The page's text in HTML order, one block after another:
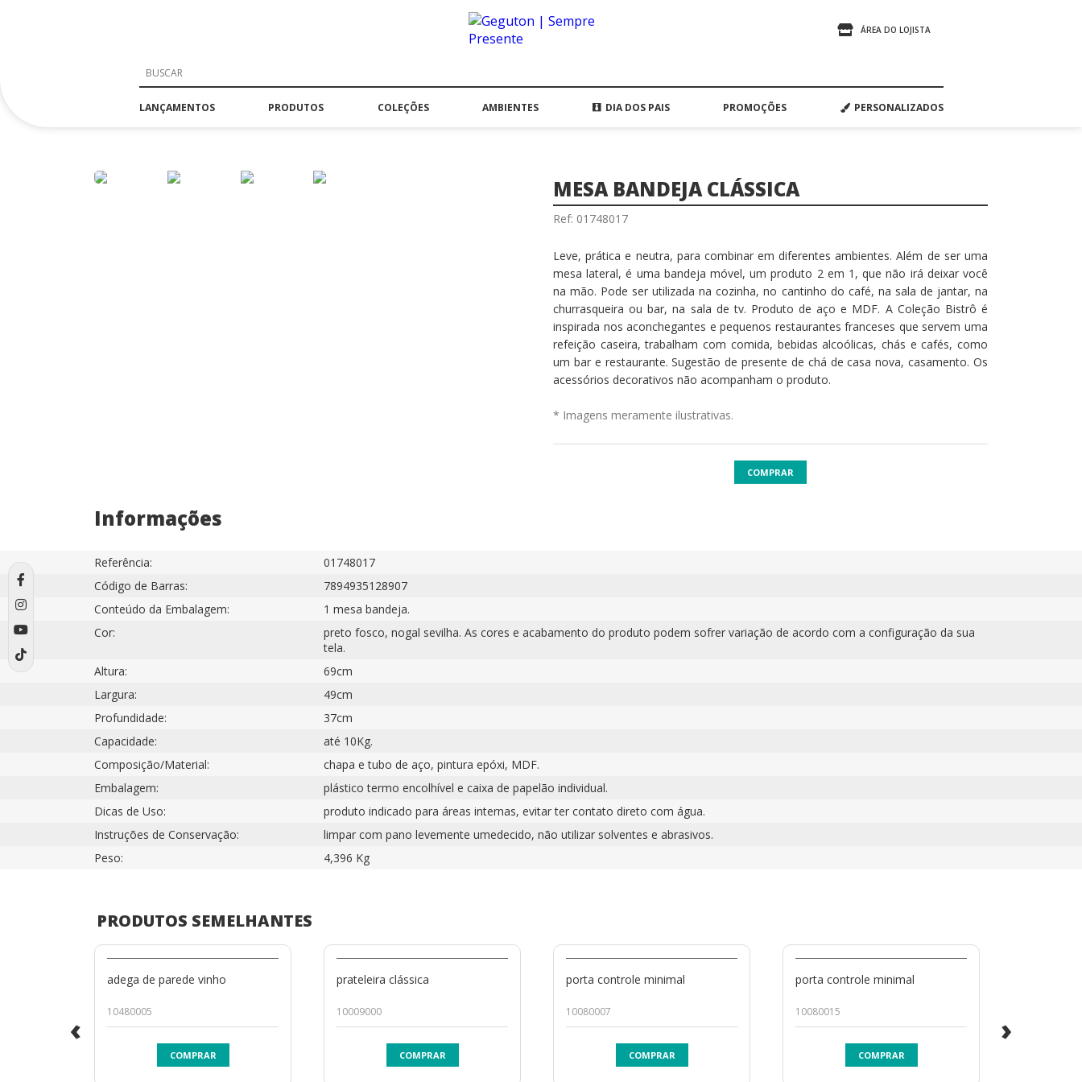
ÁREA DO LOJISTA
LANÇAMENTOS PRODUTOS COLEÇÕES AMBIENTES DIA DOS PAIS PROMOÇÕES PERSONALIZADOS
MESA BANDEJA CLÁSSICA
Ref: 01748017
Leve, prática e neutra, para combinar em diferentes ambientes. Além de ser uma
mesa lateral, é uma bandeja móvel, um produto 2 em 1, que não irá deixar você
na mão. Pode ser utilizada na cozinha, no cantinho do café, na sala de jantar, na
churrasqueira ou bar, na sala de tv. Produto de aço e MDF. A Coleção Bistrô é
inspirada nos aconchegantes e pequenos restaurantes franceses que servem uma
refeição caseira, trabalham com comida, bebidas alcoólicas, chás e cafés, como
um bar e restaurante. Sugestão de presente de chá de casa nova, casamento. Os
acessórios decorativos não acompanham o produto.
* Imagens meramente ilustrativas.
COMPRAR
Informações
Referência:
01748017
Código de Barras:
7894935128907
Conteúdo da Embalagem:
1 mesa bandeja.
Cor:
preto fosco, nogal sevilha. As cores e acabamento do produto podem sofrer variação de acordo com a configuração da sua
tela.
Altura:
69cm
Largura:
49cm
Profundidade:
37cm
Capacidade:
até 10Kg.
Composição/Material:
chapa e tubo de aço, pintura epóxi, MDF.
Embalagem:
plástico termo encolhível e caixa de papelão individual.
Dicas de Uso:
produto indicado para áreas internas, evitar ter contato direto com água.
Instruções de Conservação:
limpar com pano levemente umedecido, não utilizar solventes e abrasivos.
Peso:
4,396 Kg
PRODUTOS SEMELHANTES
adega de parede vinho
10480005
COMPRAR
prateleira clássica
10009000
COMPRAR
porta controle minimal
10080007
COMPRAR
porta controle minimal
10080015
COMPRAR
‹ ›